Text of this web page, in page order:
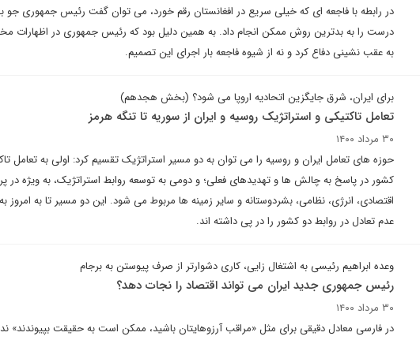
در رابطه با فاجعه ای که خیلی سریع در افغانستان رقم خورد، می توان گفت رئیس جمهوری جو
درست را به بدترین روش ممکن انجام داد. به همین دلیل بود که رئیس جمهوری در اظهارات
به عقب نشینی دفاع کرد و نه از شیوه فاجعه بار اجرای این تصمیم.
برای ایران، شرق جایگزین اتحادیه اروپا می شود؟ (بخش هجدهم)
تعامل تاکتیکی و استراتژیک روسیه و ایران از سوریه تا تنگه هرمز
۳۰ مرداد ۱۴۰۰
حوزه های تعامل ایران و روسیه را می توان به دو مسیر استراتژیک تقسیم کرد: اولی به تعامل
کشور در پاسخ به چالش ها و تهدیدهای فعلی؛ و دومی به توسعه روابط استراتژیک، به ویژه در
اقتصادی، انرژی، نظامی، بشردوستانه و سایر زمینه ها مربوط می شود. این دو مسیر تا به امروز
عدم تعادل در روابط دو کشور را در پی داشته اند.
وعده ابراهیم رئیسی به اشتغال زایی، کاری دشوارتر از صرف پیوستن به برجام
رئیس جمهوری جدید ایران می تواند اقتصاد را نجات دهد؟
۳۰ مرداد ۱۴۰۰
در فارسی معادل دقیقی برای مثل «مراقب آرزوهایتان باشید، ممکن است به حقیقت بپیوندند»